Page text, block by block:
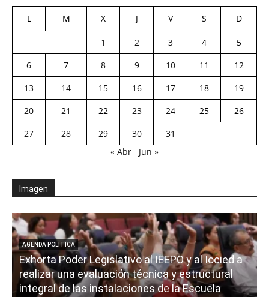
L M X J V S D
1 2 3 4
5
6
7 8 9 10 11
12
13
14 15 16 17 18
19
20
21 22 23 24 25
26
27
28 29 30
31
« Abr
Jun »
Imagen
AGENDA POLÍTICA
Exhorta Poder Legislativo al IEEPO y al Iocied a
realizar una evaluación técnica y estructural
integral de las instalaciones de la Escuela